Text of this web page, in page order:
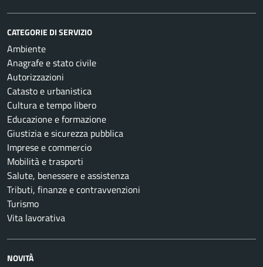
CATEGORIE DI SERVIZIO
Ambiente
Anagrafe e stato civile
Autorizzazioni
Catasto e urbanistica
Cultura e tempo libero
Educazione e formazione
Giustizia e sicurezza pubblica
Imprese e commercio
Mobilità e trasporti
Salute, benessere e assistenza
Tributi, finanze e contravvenzioni
Turismo
Vita lavorativa
NOVITÀ